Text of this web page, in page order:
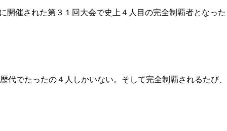
開催された第３１回大会で史上４人目の完全制覇者となった
でたったの４人しかいない。そして完全制覇されるたび、